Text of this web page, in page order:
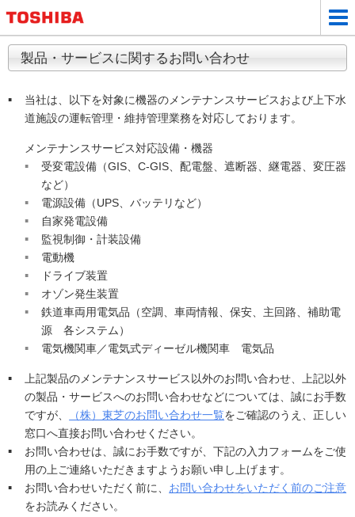
製品・サービスに関するお問い合わせ
当社は、以下を対象に機器のメンテナンスサービスおよび上下水
道施設の運転管理・維持管理業務を対応しております。
メンテナンスサービス対応設備・機器
受変電設備（GIS、C-GIS、配電盤、遮断器、継電器、変圧器
など）
電源設備（UPS、バッテリなど）
自家発電設備
監視制御・計装設備
電動機
ドライブ装置
オゾン発生装置
鉄道車両用電気品（空調、車両情報、保安、主回路、補助電
源 各システム）
電気機関車／電気式ディーゼル機関車 電気品
上記製品のメンテナンスサービス以外のお問い合わせ、上記以外
の製品・サービスへのお問い合わせなどについては、誠にお手数
ですが、
（株）東芝のお問い合わせ一覧をご確認のうえ、正しい
窓口へ直接お問い合わせください。
お問い合わせは、誠にお手数ですが、下記の入力フォームをご使
用の上ご連絡いただきますようお願い申し上げます。
お問い合わせいただく前に、 お問い合わせをいただく前のご注意
をお読みください。